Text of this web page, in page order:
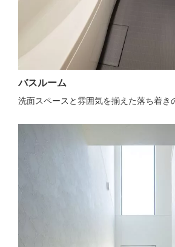
バスルーム
洗面スペースと雰囲気を揃えた落ち着き